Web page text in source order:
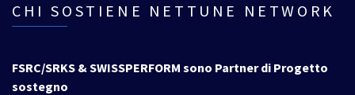
CHI SOSTIENE NETTUNE NETWORK
FSRC/SRKS & SWISSPERFORM sono Partner di Progetto
sostegno